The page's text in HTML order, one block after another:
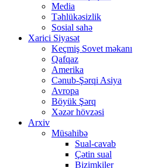
Media
Təhlükəsizlik
Sosial sahə
Xarici Siyasət
Keçmiş Sovet məkanı
Qafqaz
Amerika
Cənub-Şərqi Asiya
Avropa
Böyük Şərq
Xəzər hövzəsi
Arxiv
Müsahibə
Sual-cavab
Çətin sual
Bizimkiler